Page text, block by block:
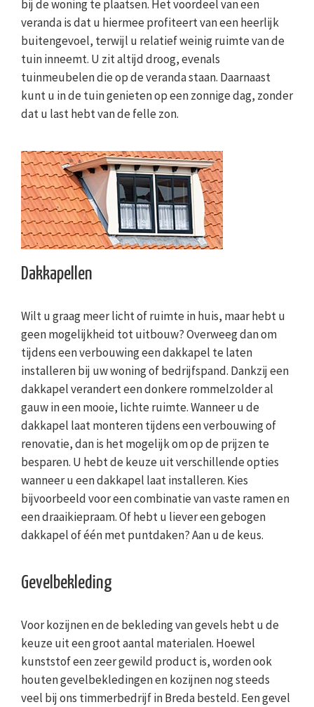
bij de woning te plaatsen. Het voordeel van een
veranda is dat u hiermee profiteert van een heerlijk
buitengevoel, terwijl u relatief weinig ruimte van de
tuin inneemt. U zit altijd droog, evenals
tuinmeubelen die op de veranda staan. Daarnaast
kunt u in de tuin genieten op een zonnige dag, zonder
dat u last hebt van de felle zon.
Dakkapellen
Wilt u graag meer licht of ruimte in huis, maar hebt u
geen mogelijkheid tot uitbouw? Overweeg dan om
tijdens een verbouwing een dakkapel te laten
installeren bij uw woning of bedrijfspand. Dankzij een
dakkapel verandert een donkere rommelzolder al
gauw in een mooie, lichte ruimte. Wanneer u de
dakkapel laat monteren tijdens een verbouwing of
renovatie, dan is het mogelijk om op de prijzen te
besparen. U hebt de keuze uit verschillende opties
wanneer u een dakkapel laat installeren. Kies
bijvoorbeeld voor een combinatie van vaste ramen en
een draaikiepraam. Of hebt u liever een gebogen
dakkapel of één met puntdaken? Aan u de keus.
Gevelbekleding
Voor kozijnen en de bekleding van gevels hebt u de
keuze uit een groot aantal materialen. Hoewel
kunststof een zeer gewild product is, worden ook
houten gevelbekledingen en kozijnen nog steeds
veel bij ons timmerbedrijf in Breda besteld. Een gevel